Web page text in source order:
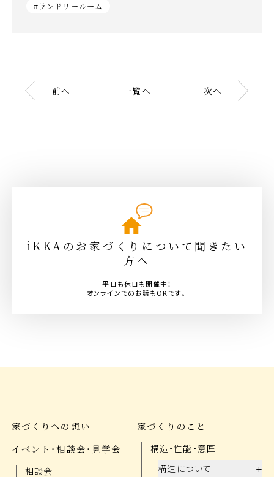
#ランドリールーム
前へ 一覧へ 次へ
iKKAのお家づくりについて聞きたい
方へ
平日も休日も開催中！
オンラインでのお話もOKです。
家づくりへの想い
イベント・相談会・見学会
相談会
家づくりのこと
構造・性能・意匠
構造について
+